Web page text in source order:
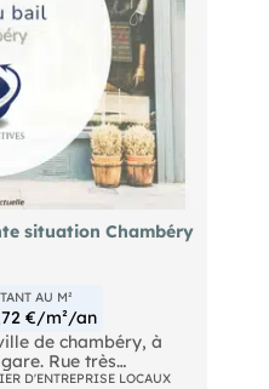
situation Chambéry
AU M²
€/m²/an
de chambéry, à
Rue très
D'ENTREPRISE LOCAUX